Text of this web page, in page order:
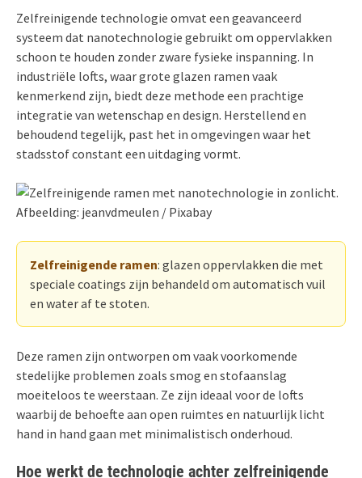
Zelfreinigende technologie omvat een geavanceerd
systeem dat nanotechnologie gebruikt om oppervlakken
schoon te houden zonder zware fysieke inspanning. In
industriële lofts, waar grote glazen ramen vaak
kenmerkend zijn, biedt deze methode een prachtige
integratie van wetenschap en design. Herstellend en
behoudend tegelijk, past het in omgevingen waar het
stadsstof constant een uitdaging vormt.
Afbeelding: jeanvdmeulen / Pixabay
Zelfreinigende ramen: glazen oppervlakken die met
speciale coatings zijn behandeld om automatisch vuil
en water af te stoten.
Deze ramen zijn ontworpen om vaak voorkomende
stedelijke problemen zoals smog en stofaanslag
moeiteloos te weerstaan. Ze zijn ideaal voor de lofts
waarbij de behoefte aan open ruimtes en natuurlijk licht
hand in hand gaan met minimalistisch onderhoud.
Hoe werkt de technologie achter zelfreinigende